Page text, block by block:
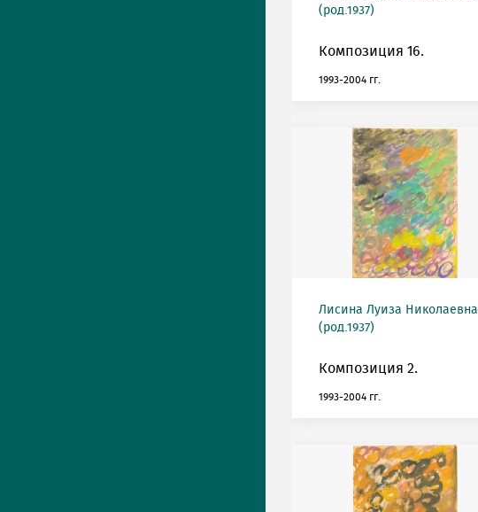
(род.1937)
Композиция 16.
1993-2004 гг.
Лисина Луиза Николаевна
(род.1937)
Композиция 2.
1993-2004 гг.